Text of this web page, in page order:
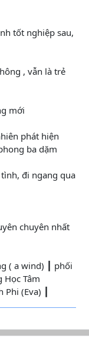
tốt nghiệp sau,
, vẫn là trẻ
mới
phát hiện
ba dặm
đi ngang qua
chuyên nhất
( a wind) ┃ phối
Tâm
(Eva) ┃